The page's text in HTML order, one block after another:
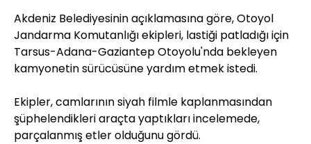
Akdeniz Belediyesinin açıklamasına göre, Otoyol
Jandarma Komutanlığı ekipleri, lastiği patladığı için
Tarsus-Adana-Gaziantep Otoyolu'nda bekleyen
kamyonetin sürücüsüne yardım etmek istedi.
Ekipler, camlarının siyah filmle kaplanmasından
şüphelendikleri araçta yaptıkları incelemede,
parçalanmış etler olduğunu gördü.